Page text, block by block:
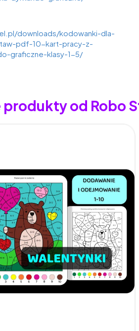
downloads/kodowanki-dla-
pdf-10-kart-pracy-z-
graficzne-klasy-1-5/
produkty od Robo